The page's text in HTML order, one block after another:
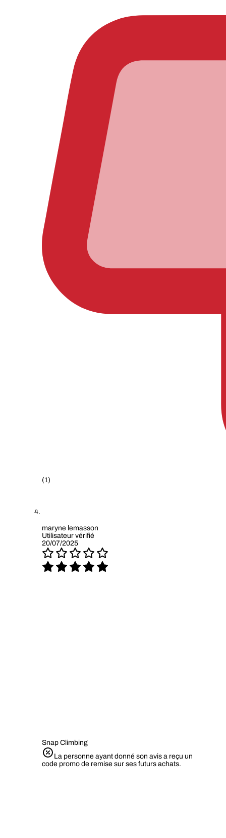
(1)
maryne lemasson
Utilisateur vérifié
20/07/2025
Snap Climbing
La personne ayant donné son avis a reçu un
code promo de remise sur ses futurs achats.